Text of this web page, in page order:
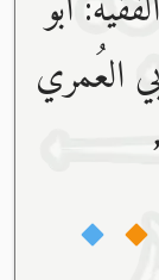
العُمري